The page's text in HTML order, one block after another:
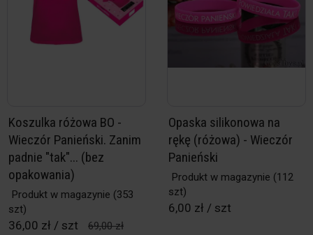
Koszulka różowa BO -
Wieczór Panieński. Zanim
padnie "tak"... (bez
opakowania)
Produkt w magazynie (353
szt)
36,00 zł / szt
69,00 zł
Opaska silikonowa na
rękę (różowa) - Wieczór
Panieński
Produkt w magazynie (112
szt)
6,00 zł / szt